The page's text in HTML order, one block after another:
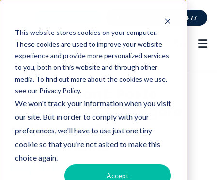
This website stores cookies on your computer.
These cookies are used to improve your website
experience and provide more personalized services
to you, both on this website and through other
media. To find out more about the cookies we use,
see our Privacy Policy.
We won't track your information when you visit
our site. But in order to comply with your
preferences, we'll have to use just one tiny
cookie so that you're not asked to make this
choice again.
Accept
0800 114 77
Poste vacant: Poste
vacant aide ménagère
enthousiaste -
30h/semaine
hulp in huis Temse